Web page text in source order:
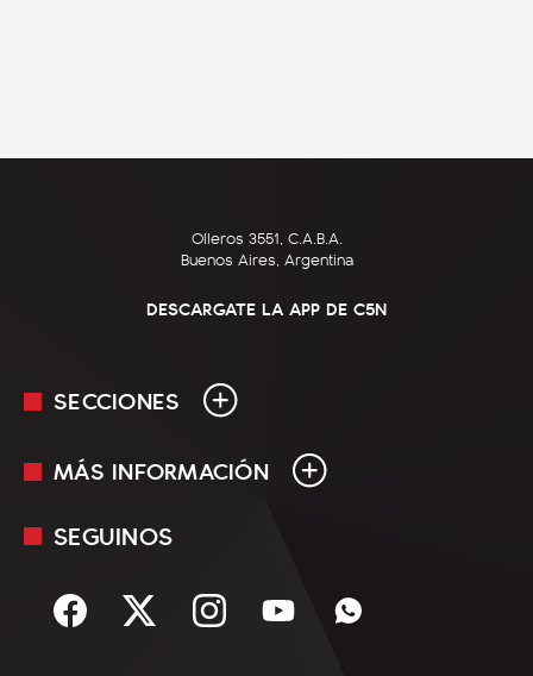
Olleros 3551, C.A.B.A.
Buenos Aires, Argentina
DESCARGATE LA APP DE C5N
SECCIONES
En Vivo
Sociedad
MÁS INFORMACIÓN
Mediakit
Términos y condiciones
SEGUINOS